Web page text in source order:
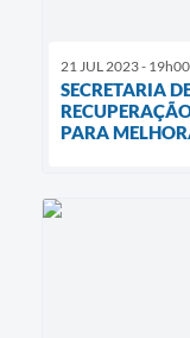
21 JUL 2023 - 19h00
SECRETARIA
PARA